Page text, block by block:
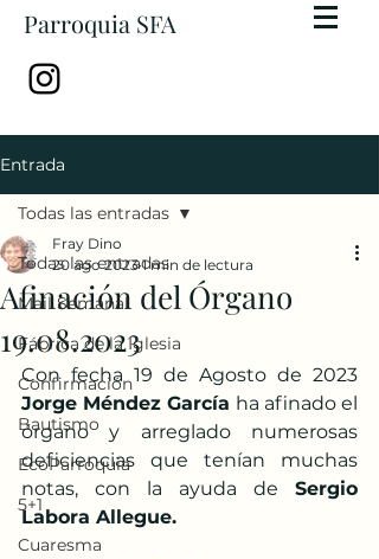
Parroquia SFA
Entrada
Todas las entradas
Mail Semanal
Fábrica de la Iglesia
Confirmación
Bautismo
EcoParroquia
5+1
Cuaresma
Todas las entradas
Afinación del Órgano
19.08.2023
Fray Dino
20 ago 2023 1 min de lectura
Jorge Méndez García ha afinado el
órgano y arreglado numerosas
deficiencias que tenían muchas
notas, con la ayuda de Sergio
Labora Allegue.